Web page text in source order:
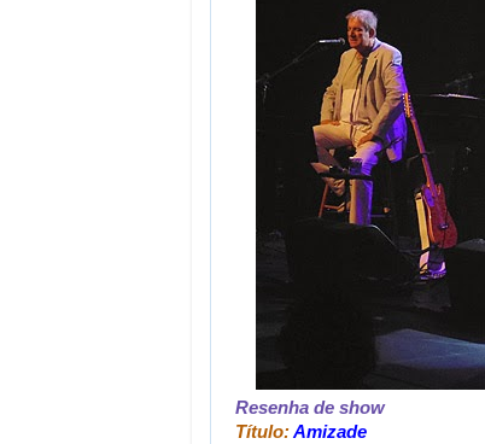
Resenha de show
Título:Amizade